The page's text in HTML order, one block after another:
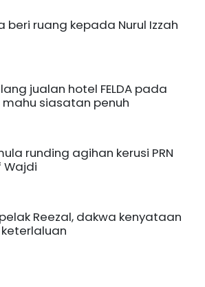
beri ruang kepada Nurul Izzah
jualan hotel FELDA pada
siasatan penuh
runding agihan kerusi PRN
Wajdi
Reezal, dakwa kenyataan